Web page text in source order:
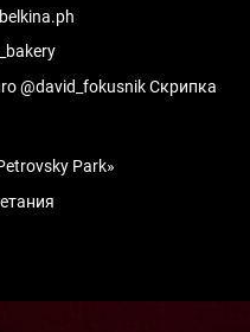
@david_fokusnik Скрипка
Park»